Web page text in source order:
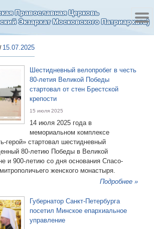
Православная Церковь
Экзархат Московского Патриархата)
/ 15.07.2025
Шестидневный велопробег в честь
80-летия Великой Победы
стартовал от стен Брестской
крепости
15 июля 2025
14 июля 2025 года в
мемориальном комплексе
герой» стартовал шестидневный
80-летию Победы в Великой
и 900-летию со дня основания Спасо-
женского монастыря.
Подробнее »
Губернатор Санкт-Петербурга
посетил Минское епархиальное
управление